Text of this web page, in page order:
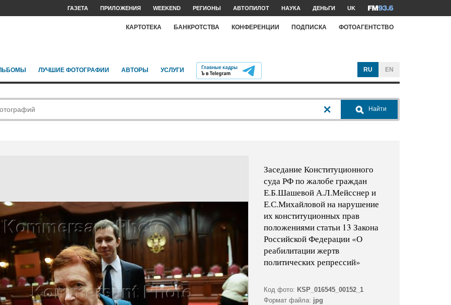
ГАЗЕТА ПРИЛОЖЕНИЯ WEEKEND РЕГИОНЫ АВТОПИЛОТ НАУКА ДЕНЬГИ UK
КАРТОТЕКА БАНКРОТСТВА КОНФЕРЕНЦИИ ПОДПИСКА ФОТОАГЕНТСТВО
ЛУЧШИЕ ФОТОГРАФИИ АВТОРЫ УСЛУГИ RU EN
Найти
Заседание Конституционного
суда РФ по жалобе граждан
Е.Б.Шашевой А.Л.Мейсснер и
Е.С.Михайловой на нарушение
их конституционных прав
положениями статьи 13 Закона
Российской Федерации «О
реабилитации жертв
политических репрессий»
Код фото: KSP_016545_00152_1
Формат файла: jpg